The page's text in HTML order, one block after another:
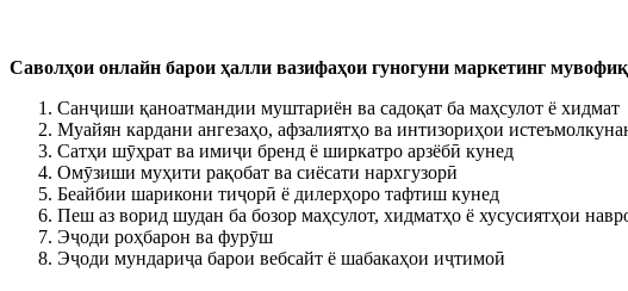
Саволҳои онлайн барои ҳалли вазифаҳои гуногуни маркетинг
Санҷиши қаноатмандии муштариён ва садоқат ба маҳсулот ё хидмат
Муайян кардани ангезаҳо, афзалиятҳо ва интизориҳои
Сатҳи шӯҳрат ва имиҷи бренд ё ширкатро арзёбӣ кунед
Омӯзиши муҳити рақобат ва сиёсати нархгузорӣ
Беайбии шарикони тиҷорӣ ё дилерҳоро тафтиш кунед
Пеш аз ворид шудан ба бозор маҳсулот, хидматҳо ё хусусиятҳои
Эҷоди роҳбарон ва фурӯш
Эҷоди мундариҷа барои вебсайт ё шабакаҳои иҷтимоӣ